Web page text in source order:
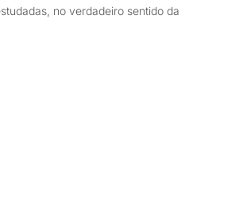
no verdadeiro sentido da